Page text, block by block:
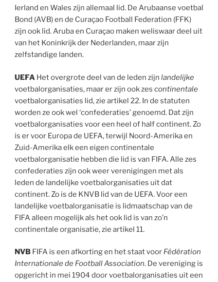
Ierland en Wales zijn allemaal lid. De Arubaanse voetbal
Bond (AVB) en de Curaçao Football Federation (FFK)
zijn ook lid. Aruba en Curaçao maken weliswaar deel uit
van het Koninkrijk der Nederlanden, maar zijn
zelfstandige landen.
UEFA Het overgrote deel van de leden zijn landelijke
voetbalorganisaties, maar er zijn ook zes continentale
voetbalorganisaties lid, zie artikel 22. In de statuten
worden ze ook wel ‘confederaties’ genoemd. Dat zijn
voetbalorganisaties voor een heel of half continent. Zo
is er voor Europa de UEFA, terwijl Noord-Amerika en
Zuid-Amerika elk een eigen continentale
voetbalorganisatie hebben die lid is van FIFA. Alle zes
confederaties zijn ook weer verenigingen met als
leden de landelijke voetbalorganisaties uit dat
continent. Zo is de KNVB lid van de UEFA. Voor een
landelijke voetbalorganisatie is lidmaatschap van de
FIFA alleen mogelijk als het ook lid is van zo’n
continentale organisatie, zie artikel 11.
NVB FIFA is een afkorting en het staat voor Fédération
Internationale de Football Association. De vereniging is
opgericht in mei 1904 door voetbalorganisaties uit een